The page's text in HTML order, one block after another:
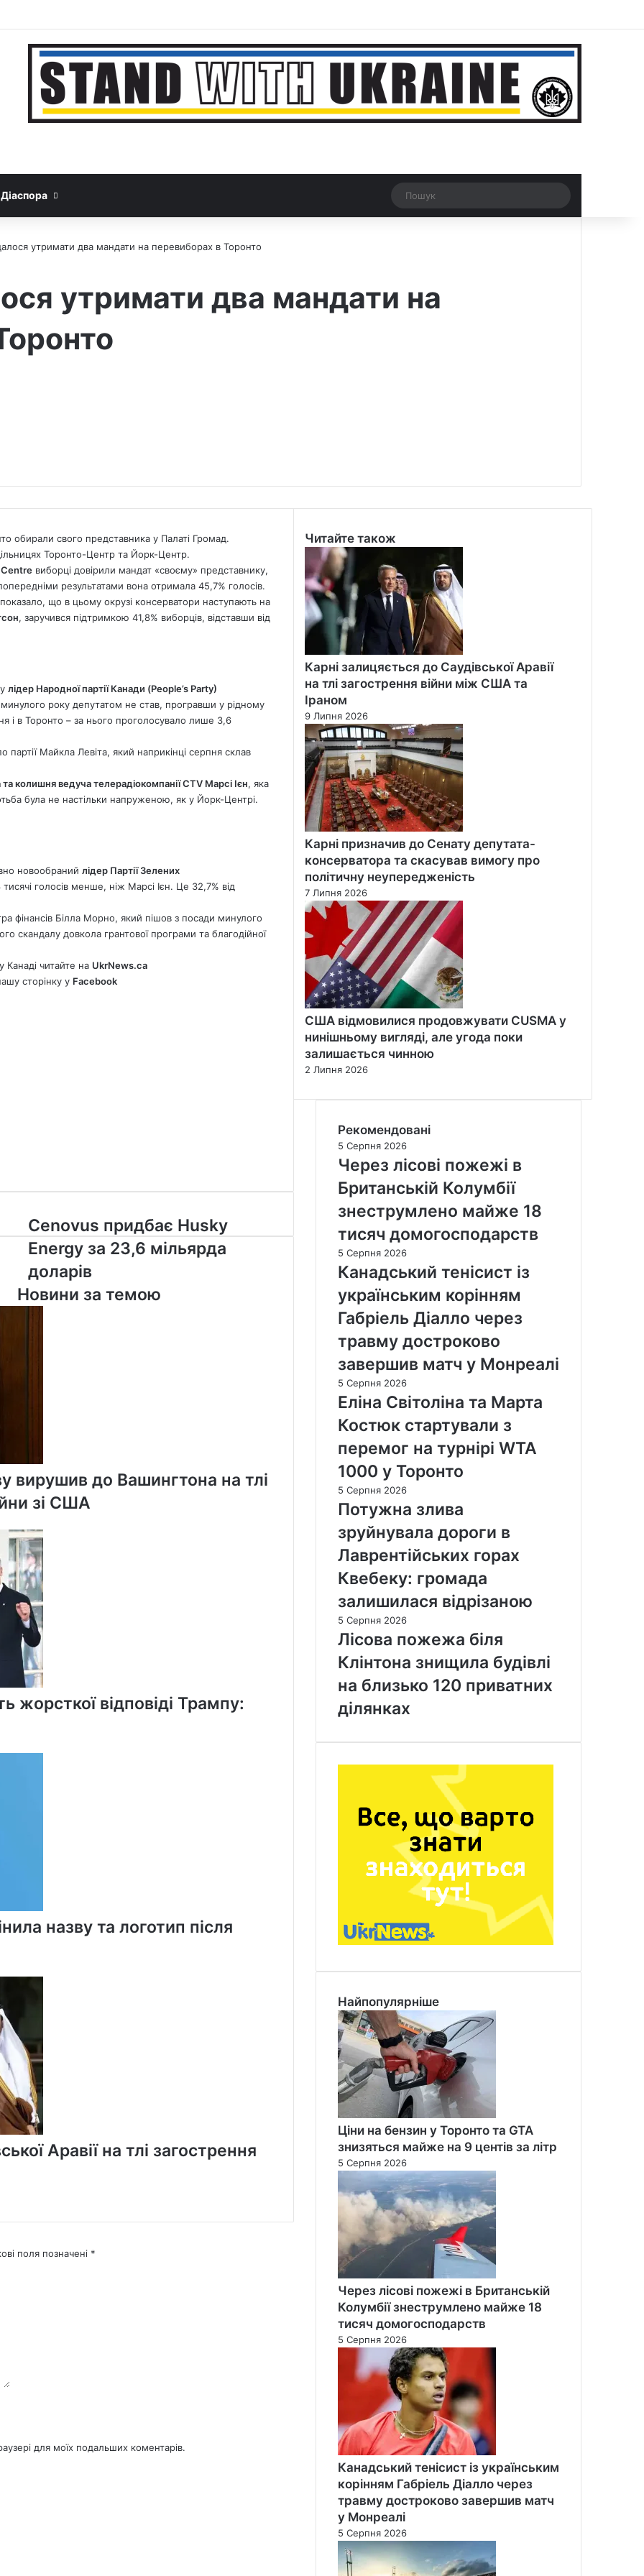
Google News
Threads
Діаспора Рандомна новина
Switch skin
утримати два мандати на перевиборах в Торонто
утримати два мандати на
обирали свого представника у Палаті Громад.
Торонто-Центр та Йорк-Центр.
виборці довірили мандат «своєму» представнику,
результатами вона отримала 45,7% голосів.
що в цьому окрузі консерватори наступають на
, заручився підтримкою 41,8% виборців, відставши від
лідер Народної партії Канади (People’s Party)
року депутатом не став, програвши у рідному
і в Торонто – за нього проголосувало лише 3,6
Майкла Левіта, який наприкінці серпня склав
колишня ведуча телерадіокомпанії CTV Марсі Ієн, яка
була не настільки напруженою, як у Йорк-Центрі.
новообраний лідер Партії Зелених
голосів менше, ніж Марсі Ієн. Це 32,7% від
фінансів Білла Морно, який пішов з посади минулого
скандалу довкола грантової програми та благодійної
Канаді читайте на UkrNews.ca
сторінку у Facebook
Cenovus
придбає
Husky
Energy
за
23,6
Cenovus придбає Husky
Energy за 23,6 мільярда
доларів
Новини за темою
вирушив до Вашингтона на тлі
зі США
жорсткої відповіді Трампу:
назву та логотип після
Аравії на тлі загострення
поля позначені *
для моїх подальших коментарів.
Читайте також
Close
Карні залицяється до Саудівської Аравії
на тлі загострення війни між США та
Іраном
9 Липня 2026
Карні призначив до Сенату депутата-
консерватора та скасував вимогу про
політичну неупередженість
7 Липня 2026
США відмовилися продовжувати CUSMA у
нинішньому вигляді, але угода поки
залишається чинною
2 Липня 2026
Рекомендовані
5 Серпня 2026
Через лісові пожежі в
Британській Колумбії
знеструмлено майже 18
тисяч домогосподарств
5 Серпня 2026
Канадський тенісист із
українським корінням
Габріель Діалло через
травму достроково
завершив матч у Монреалі
5 Серпня 2026
Еліна Світоліна та Марта
Костюк стартували з
перемог на турнірі WTA
1000 у Торонто
5 Серпня 2026
Потужна злива
зруйнувала дороги в
Лаврентійських горах
Квебеку: громада
залишилася відрізаною
5 Серпня 2026
Лісова пожежа біля
Клінтона знищила будівлі
на близько 120 приватних
ділянках
Найпопулярніше
Ціни на бензин у Торонто та GTA
знизяться майже на 9 центів за літр
5 Серпня 2026
Через лісові пожежі в Британській
Колумбії знеструмлено майже 18
тисяч домогосподарств
5 Серпня 2026
Канадський тенісист із українським
корінням Габріель Діалло через
травму достроково завершив матч
у Монреалі
5 Серпня 2026